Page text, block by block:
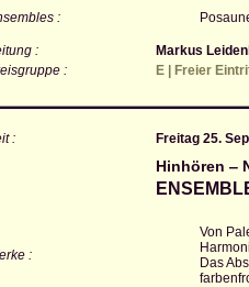
:
:
Markus
:
E | Freier
: Freitag 25.
Hinhören ‒
:
Von
Das